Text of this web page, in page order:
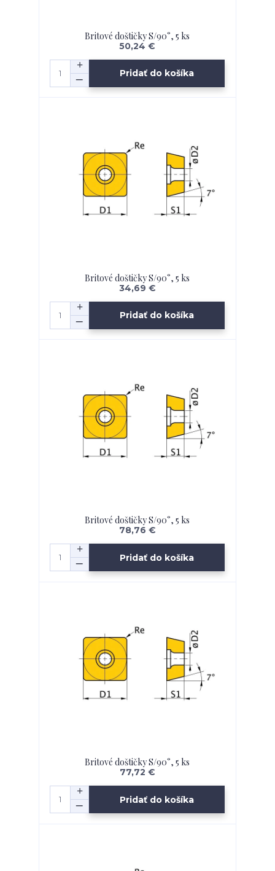
Britové doštičky S/90°, 5 ks
50,24 €
Pridať do košíka
Britové doštičky S/90°, 5 ks
34,69 €
Pridať do košíka
Britové doštičky S/90°, 5 ks
78,76 €
Pridať do košíka
Britové doštičky S/90°, 5 ks
77,72 €
Pridať do košíka